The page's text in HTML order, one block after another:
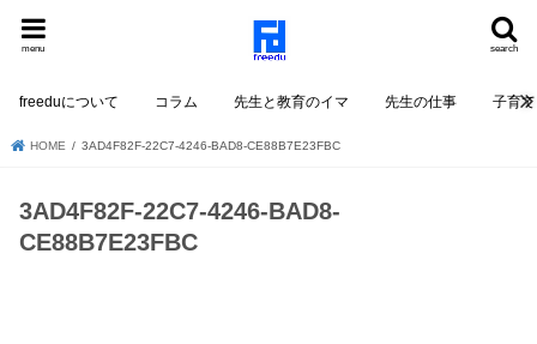
search
menu
freeduについて コラム 先生と教育のイマ 先生の仕事 子育て
HOME 3AD4F82F-22C7-4246-BAD8-CE88B7E23FBC
3AD4F82F-22C7-4246-BAD8-
CE88B7E23FBC